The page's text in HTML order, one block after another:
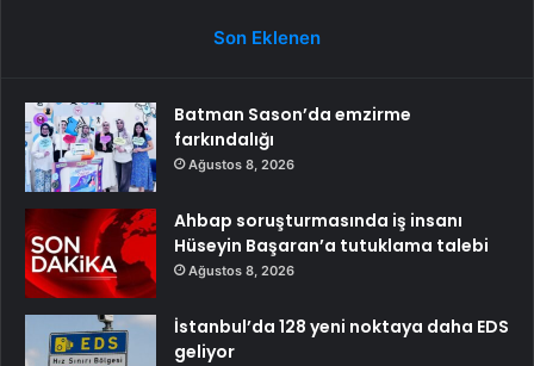
Son Eklenen
Batman Sason’da emzirme
farkındalığı
Ağustos 8, 2026
Ahbap soruşturmasında iş insanı
Hüseyin Başaran’a tutuklama talebi
Ağustos 8, 2026
İstanbul’da 128 yeni noktaya daha EDS
geliyor